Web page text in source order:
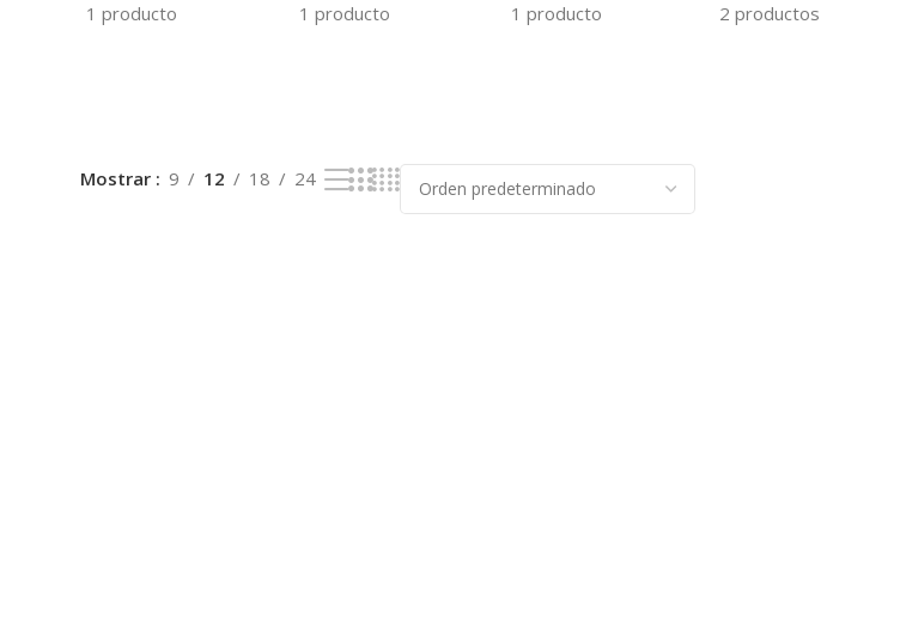
1 producto
1 producto
1 producto
2 productos
Mostrar 9 12 18 24